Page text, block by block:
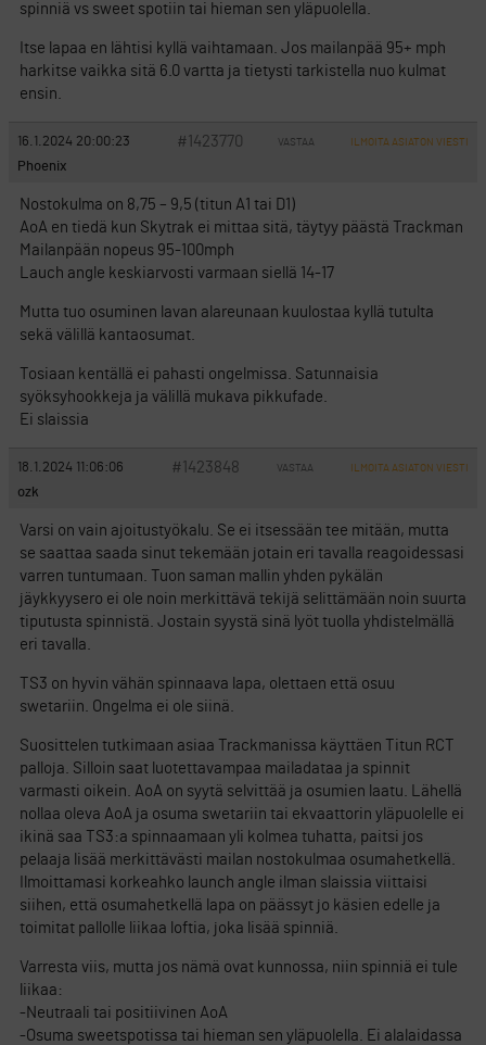
spinniä vs sweet spotiin tai hieman sen yläpuolella.
Itse lapaa en lähtisi kyllä vaihtamaan. Jos mailanpää 95+ mph
harkitse vaikka sitä 6.0 vartta ja tietysti tarkistella nuo kulmat
ensin.
16.1.2024 20:00:23 #1423770 VASTAA ILMOITA ASIATON VIESTI
Phoenix
Nostokulma on 8,75 – 9,5 (titun A1 tai D1)
AoA en tiedä kun Skytrak ei mittaa sitä, täytyy päästä Trackman
Mailanpään nopeus 95-100mph
Lauch angle keskiarvosti varmaan siellä 14-17
Mutta tuo osuminen lavan alareunaan kuulostaa kyllä tutulta
sekä välillä kantaosumat.
Tosiaan kentällä ei pahasti ongelmissa. Satunnaisia
syöksyhookkeja ja välillä mukava pikkufade.
Ei slaissia
18.1.2024 11:06:06 #1423848 VASTAA ILMOITA ASIATON VIESTI
ozk
Varsi on vain ajoitustyökalu. Se ei itsessään tee mitään, mutta
se saattaa saada sinut tekemään jotain eri tavalla reagoidessasi
varren tuntumaan. Tuon saman mallin yhden pykälän
jäykkyysero ei ole noin merkittävä tekijä selittämään noin suurta
tiputusta spinnistä. Jostain syystä sinä lyöt tuolla yhdistelmällä
eri tavalla.
TS3 on hyvin vähän spinnaava lapa, olettaen että osuu
swetariin. Ongelma ei ole siinä.
Suosittelen tutkimaan asiaa Trackmanissa käyttäen Titun RCT
palloja. Silloin saat luotettavampaa mailadataa ja spinnit
varmasti oikein. AoA on syytä selvittää ja osumien laatu. Lähellä
nollaa oleva AoA ja osuma swetariin tai ekvaattorin yläpuolelle ei
ikinä saa TS3:a spinnaamaan yli kolmea tuhatta, paitsi jos
pelaaja lisää merkittävästi mailan nostokulmaa osumahetkellä.
Ilmoittamasi korkeahko launch angle ilman slaissia viittaisi
siihen, että osumahetkellä lapa on päässyt jo käsien edelle ja
toimitat pallolle liikaa loftia, joka lisää spinniä.
Varresta viis, mutta jos nämä ovat kunnossa, niin spinniä ei tule
liikaa:
-Neutraali tai positiivinen AoA
-Osuma sweetspotissa tai hieman sen yläpuolella. Ei alalaidassa